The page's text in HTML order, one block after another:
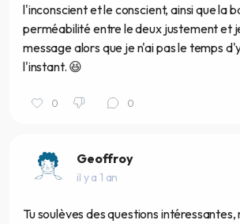
l'inconscient et le conscient, ainsi que la
perméabilité entre le deux justement et
message alors que je n'ai pas le temps
l'instant. 😆
0 0
Geoffroy
il y a 1 an
Tu soulèves des questions intéressantes,